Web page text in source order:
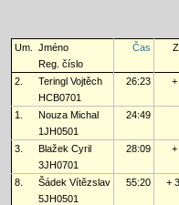
Um. Jméno Čas
Reg. číslo
2.
Teringl Vojtěch 26:23 +
HCB0701
1.
Nouza Michal 24:49
1JH0501
3.
Blažek Cyril 28:09 +
3JH0701
8.
Šádek Vítězslav 55:20 +
5JH0501